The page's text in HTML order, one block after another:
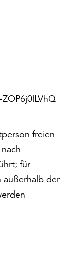
freien
für
außerhalb der